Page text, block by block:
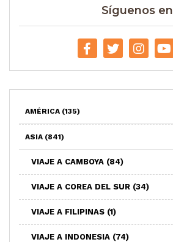
Síguenos en
AMÉRICA (135)
ASIA (841)
VIAJE A CAMBOYA (84)
VIAJE A COREA DEL SUR (34)
VIAJE A FILIPINAS (1)
VIAJE A INDONESIA (74)